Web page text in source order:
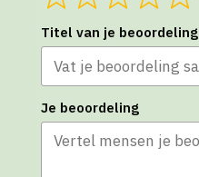
Titel van je beoordeling
Je beoordeling